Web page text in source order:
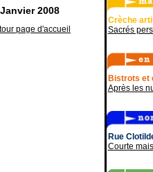
Janvier 2008
page d'accueil
Crèche
Sacrés
Bistrots et
Après les
Rue
Courte